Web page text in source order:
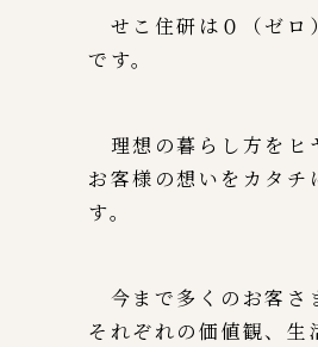
せこ住研は０（ゼロ
です。
理想の暮らし方をヒ
お客様の想いをカタチ
す。
今まで多くのお客さ
それぞれの価値観、生